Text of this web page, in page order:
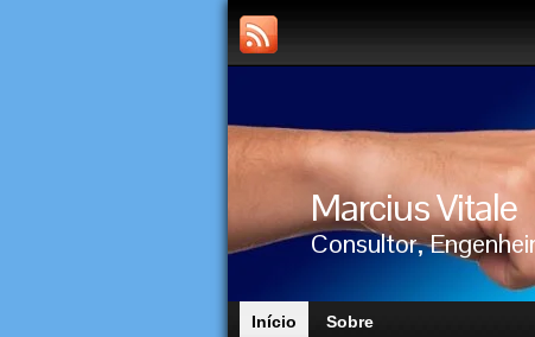
Marcius Vitale
Consultor,
Início Sobre